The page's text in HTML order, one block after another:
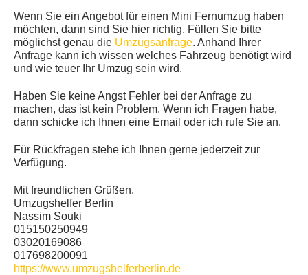
Wenn Sie ein Angebot für einen Mini Fernumzug haben
möchten, dann sind Sie hier richtig. Füllen Sie bitte
möglichst genau die Umzugsanfrage. Anhand Ihrer
Anfrage kann ich wissen welches Fahrzeug benötigt wird
und wie teuer Ihr Umzug sein wird.
Haben Sie keine Angst Fehler bei der Anfrage zu
machen, das ist kein Problem. Wenn ich Fragen habe,
dann schicke ich Ihnen eine Email oder ich rufe Sie an.
Für Rückfragen stehe ich Ihnen gerne jederzeit zur
Verfügung.
Mit freundlichen Grüßen,
Umzugshelfer Berlin
Nassim Souki
015150250949
03020169086
017698200091
https://www.umzugshelferberlin.de